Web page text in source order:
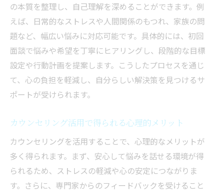
の本質を整理し、自己理解を深めることができます。例
えば、日常的なストレスや人間関係のもつれ、家族の問
題など、幅広い悩みに対応可能です。具体的には、初回
面談で悩みや希望を丁寧にヒアリングし、段階的な目標
設定や行動計画を提案します。こうしたプロセスを通じ
て、心の負担を軽減し、自分らしい解決策を見つけるサ
ポートが受けられます。
カウンセリング活用で得られる心理的メリット
カウンセリングを活用することで、心理的なメリットが
多く得られます。まず、安心して悩みを話せる環境が得
られるため、ストレスの軽減や心の安定につながりま
す。さらに、専門家からのフィードバックを受けること